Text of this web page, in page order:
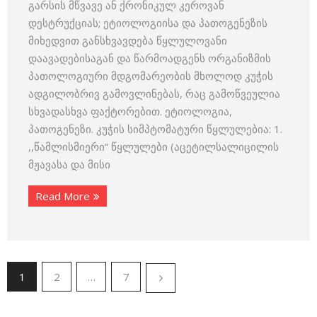
გარსის მწვავე ან ქრონიკულ კეროვან
დესტრუქციას; ეტიოლოგიისა და პათოგენეზის
მიხედვით განსხვავდება წყლულოვანი
დაავადებისაგან და წარმოადგენს ორგანიზმის
პათოლოგიური მდგომარეობის მხოლოდ კუჭის
ადგილობრივ გამოვლინებას, რაც გამოწვეულია
სხვადასხვა ფაქტორებით. ეტიოლოგია,
პათოგენეზი. კუჭის სიმპტომატური წყლულებია: 1.
,,წამლისმიერი“ წყლულები (აცეტილსალიცილის
მჟავასა და მისი
Read More
1 2 … 7